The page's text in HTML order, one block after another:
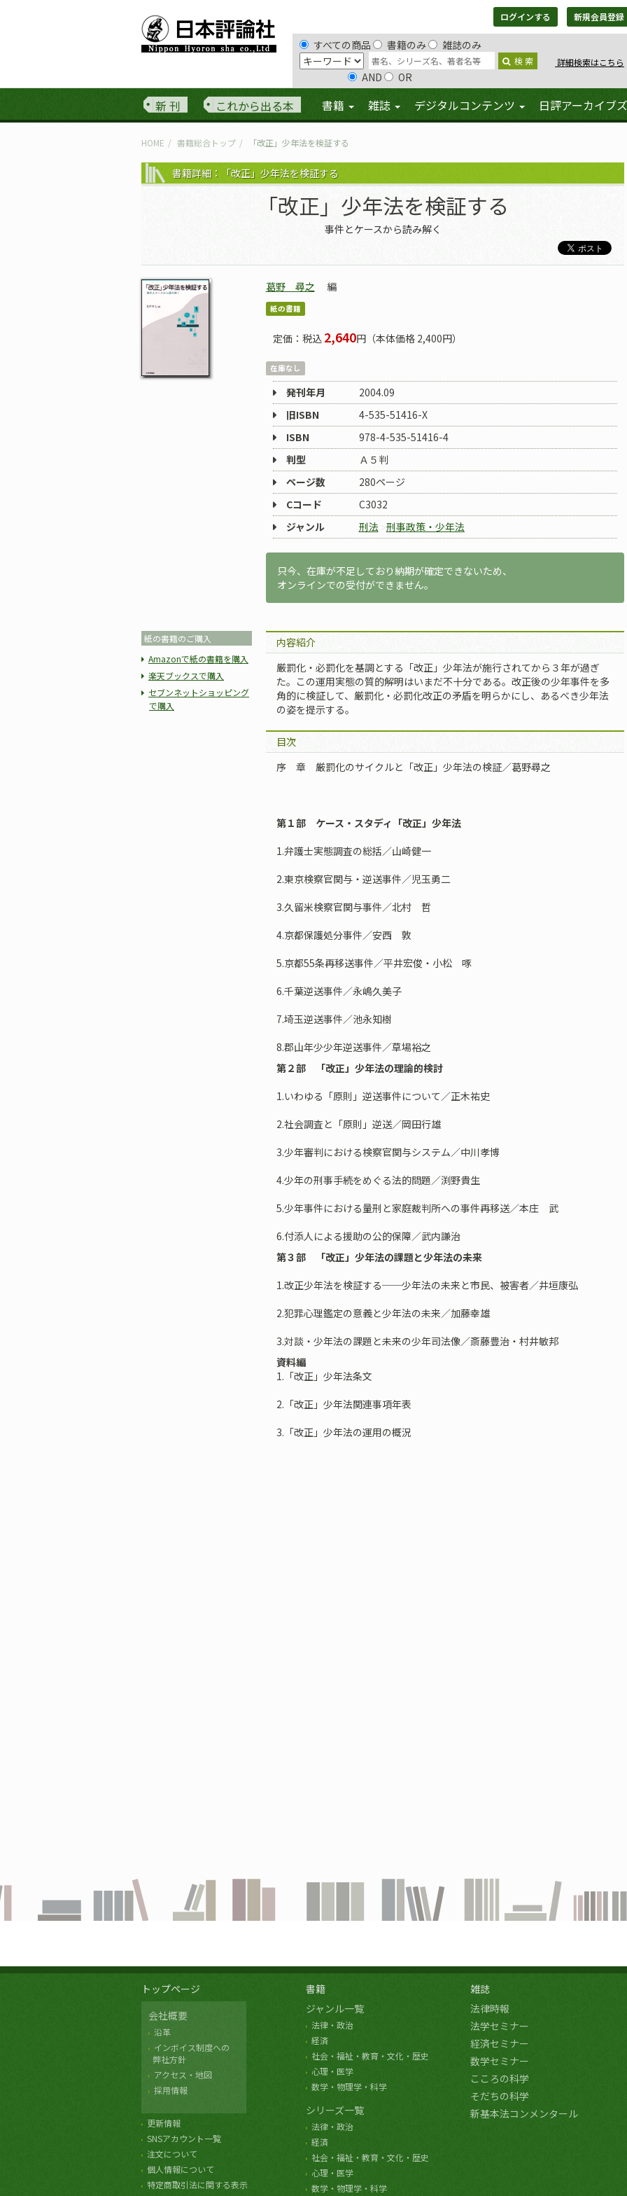
ログインする 新規会員登録
すべての商品 書籍のみ 雑誌のみ
検 索 詳細検索はこちら
AND OR
新 刊 これから出る本 書籍 雑誌 デジタルコンテンツ 日評アーカイブズ
HOME 書籍総合トップ 「改正」少年法を検証する
書籍詳細：「改正」少年法を検証する
「改正」少年法を検証する
事件とケースから読み解く
葛野 尋之 編
紙の書籍
定価：税込 2,640円（本体価格 2,400円）
在庫なし
発刊年月
2004.09
旧ISBN
4-535-51416-X
ISBN
978-4-535-51416-4
判型
Ａ５判
ページ数
280ページ
Cコード
C3032
ジャンル
刑法 刑事政策・少年法
只今、在庫が不足しており納期が確定できないため、
オンラインでの受付ができません。
紙の書籍のご購入
Amazonで紙の書籍を購入
楽天ブックスで購入
セブンネットショッピング
で購入
内容紹介
厳罰化・必罰化を基調とする「改正」少年法が施行されてから３年が過ぎ
た。この運用実態の質的解明はいまだ不十分である。改正後の少年事件を多
角的に検証して、厳罰化・必罰化改正の矛盾を明らかにし、あるべき少年法
の姿を提示する。
目次
序 章 厳罰化のサイクルと「改正」少年法の検証／葛野尋之
第１部 ケース・スタディ「改正」少年法
1.弁護士実態調査の総括／山崎健一
2.東京検察官関与・逆送事件／児玉勇二
3.久留米検察官関与事件／北村 哲
4.京都保護処分事件／安西 敦
5.京都55条再移送事件／平井宏俊・小松 啄
6.千葉逆送事件／永嶋久美子
7.埼玉逆送事件／池永知樹
8.郡山年少少年逆送事件／草場裕之
第２部 「改正」少年法の理論的検討
1.いわゆる「原則」逆送事件について／正木祐史
2.社会調査と「原則」逆送／岡田行雄
3.少年審判における検察官関与システム／中川孝博
4.少年の刑事手続をめぐる法的問題／渕野貴生
5.少年事件における量刑と家庭裁判所への事件再移送／本庄 武
6.付添人による援助の公的保障／武内謙治
第３部 「改正」少年法の課題と少年法の未来
1.改正少年法を検証する──少年法の未来と市民、被害者／井垣康弘
2.犯罪心理鑑定の意義と少年法の未来／加藤幸雄
3.対談・少年法の課題と未来の少年司法像／斎藤豊治・村井敏邦
資料編
1.「改正」少年法条文
2.「改正」少年法関連事項年表
3.「改正」少年法の運用の概況
トップページ
会社概要
沿革
インボイス制度への
弊社方針
アクセス・地図
採用情報
更新情報
SNSアカウント一覧
注文について
個人情報について
特定商取引法に関する表示
書籍
ジャンル一覧
法律・政治
経済
社会・福祉・教育・文化・歴史
心理・医学
数学・物理学・科学
シリーズ一覧
法律・政治
経済
社会・福祉・教育・文化・歴史
心理・医学
数学・物理学・科学
雑誌
法律時報
法学セミナー
経済セミナー
数学セミナー
こころの科学
そだちの科学
新基本法コンメンタール